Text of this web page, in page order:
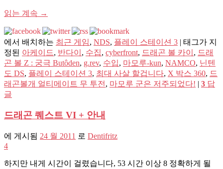
읽는 계속 →
에서 배치하는 최근 게임, NDS, 플레이 스테이션 3 | 태그가 지
정된 아케이드, 반다이 , 수집, cyberfront, 드래곤 볼 카이 , 드래
곤 볼 Z : 궁극 Butôden, g.rev, 수입, 마모루-kun, NAMCO, 닌텐
도 DS, 플레이 스테이션 3, 최대 사살 할겁니다, X 박스 360, 드
래곤볼개 얼티메이트 무 투전 , 마모루 군은 저주되었다! | 3 답
글
드래곤 퀘스트 VI + 안내
에 게시됨 24 월 2011 로 Dentifritz
4
하지만 내게 시간이 걸렸습니다, 53 시간 이상 8 정확하게 될